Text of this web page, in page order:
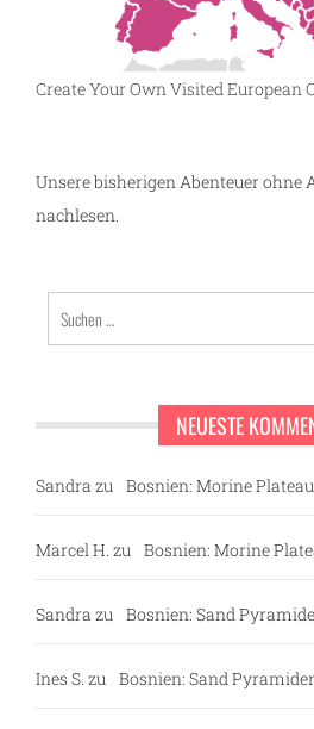
Create Your Own Visited European
Unsere bisherigen Abenteuer
nachlesen.
nach:
NEUESTE
Sandra zu Bosnien: Morine Plateau
Marcel H. zu Bosnien: Morine
Sandra zu Bosnien: Sand
Ines S. zu Bosnien: Sand